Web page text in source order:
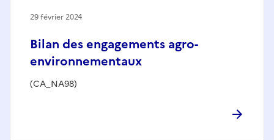
Bilan des engagements agro-
environnementaux
(CA_NA98)
29 février 2024